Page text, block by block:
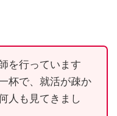
を行っています
杯で、就活が疎か
人も見てきまし